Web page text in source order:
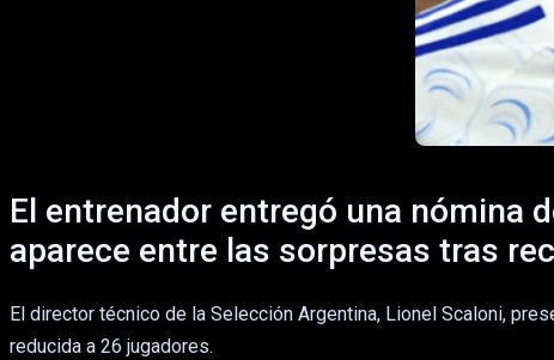
El entrenador entregó una nómina
aparece entre las sorpresas tras
El director técnico de la Selección Argentina, Lionel Scaloni,
reducida a 26 jugadores.